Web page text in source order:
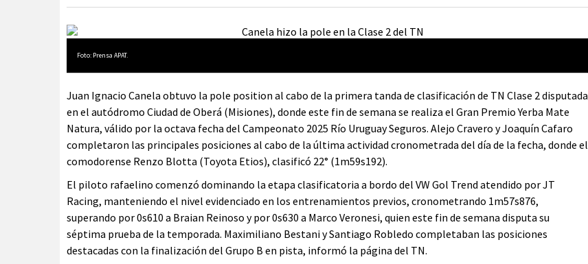
Foto: Prensa APAT.
Juan Ignacio Canela obtuvo la pole position al cabo de la primera tanda de clasificación de TN Clase 2 disputada
en el autódromo Ciudad de Oberá (Misiones), donde este fin de semana se realiza el Gran Premio Yerba Mate
Natura, válido por la octava fecha del Campeonato 2025 Río Uruguay Seguros. Alejo Cravero y Joaquín Cafaro
completaron las principales posiciones al cabo de la última actividad cronometrada del día de la fecha, donde el
comodorense Renzo Blotta (Toyota Etios), clasificó 22° (1m59s192).
El piloto rafaelino comenzó dominando la etapa clasificatoria a bordo del VW Gol Trend atendido por JT
Racing, manteniendo el nivel evidenciado en los entrenamientos previos, cronometrando 1m57s876,
superando por 0s610 a Braian Reinoso y por 0s630 a Marco Veronesi, quien este fin de semana disputa su
séptima prueba de la temporada. Maximiliano Bestani y Santiago Robledo completaban las posiciones
destacadas con la finalización del Grupo B en pista, informó la página del TN.